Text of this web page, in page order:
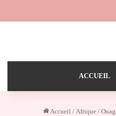
ACCUEIL
Accueil / Afrique /